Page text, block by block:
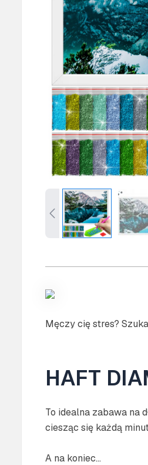
Męczy cię stres?
HAFT
To idealna zabawa na
ciesząc się każdą
A na koniec…